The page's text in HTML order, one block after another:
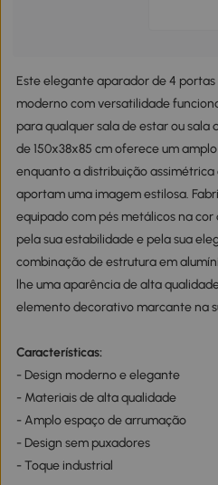
Este elegante aparador de 4
moderno com versatilidade
para qualquer sala de estar ou sala
de 150x38x85 cm oferece um
enquanto a distribuição
aportam uma imagem estilosa.
equipado com pés metálicos na
pela sua estabilidade e pela sua
combinação de estrutura em
lhe uma aparência de alta
elemento decorativo marcante na
Características:
- Design moderno e elegante
- Materiais de alta qualidade
- Amplo espaço de arrumação
- Design sem puxadores
- Toque industrial